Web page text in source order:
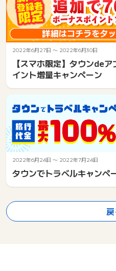
2022年6月27日 〜 2022年6月30日
【スマホ限定】タウンde
イント増量キャンペーン
2022年6月24日 〜 2022年7月24日
タウンでトラベルキャンペ